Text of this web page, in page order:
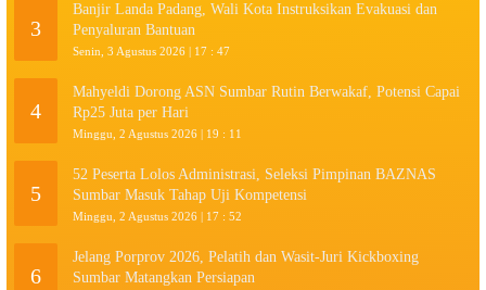
3
Banjir Landa Padang, Wali Kota Instruksikan Evakuasi dan
Penyaluran Bantuan
Senin, 3 Agustus 2026 | 17 : 47
4
Mahyeldi Dorong ASN Sumbar Rutin Berwakaf, Potensi Capai
Rp25 Juta per Hari
Minggu, 2 Agustus 2026 | 19 : 11
5
52 Peserta Lolos Administrasi, Seleksi Pimpinan BAZNAS
Sumbar Masuk Tahap Uji Kompetensi
Minggu, 2 Agustus 2026 | 17 : 52
6
Jelang Porprov 2026, Pelatih dan Wasit-Juri Kickboxing
Sumbar Matangkan Persiapan